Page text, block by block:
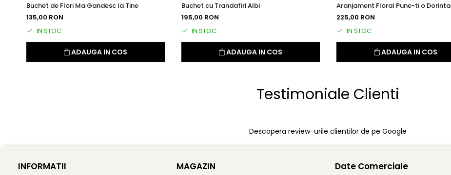
Buchet de Flori Ma Gandesc la Tine
135,00 RON
IN STOC
ADAUGA IN COS
Buchet cu Trandafiri Albi
195,00 RON
IN STOC
ADAUGA IN COS
Aranjament Floral Pune-ti o Dorinta
225,00 RON
IN STOC
ADAUGA IN COS
Testimoniale Clienti
Descopera review-urile clientilor de pe Google
INFORMATII MAGAZIN Date Comerciale